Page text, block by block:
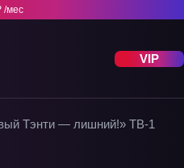
/мес
VIP
Тэнти — лишний!» ТВ-1